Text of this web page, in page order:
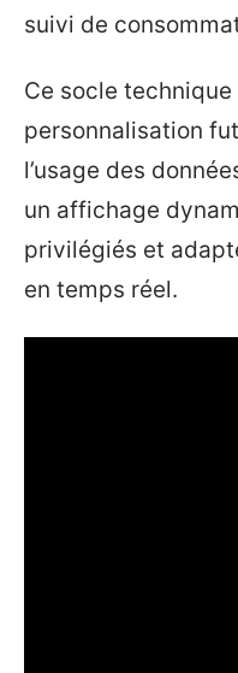
suivi de
Ce socle
personnalisation
l’usage des
un affichage
privilégiés et
en temps réel.